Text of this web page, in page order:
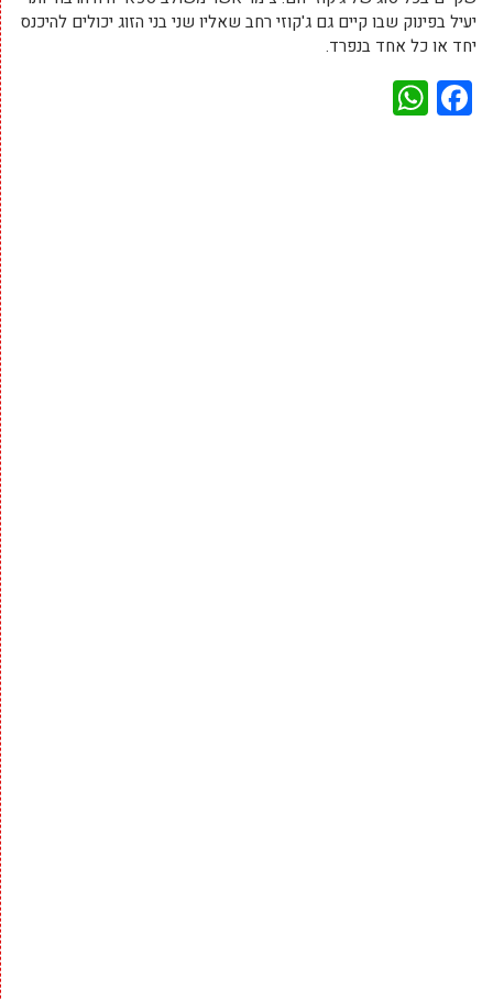
יעיל בפינוק שבו קיים גם ג'קוזי רחב שאליו שני בני הזוג יכולים להיכנס
יחד או כל אחד בנפרד.
Facebook